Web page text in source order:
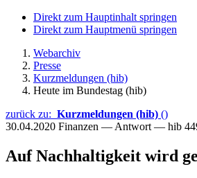
Direkt zum Hauptinhalt springen
Direkt zum Hauptmenü springen
Webarchiv
Presse
Kurzmeldungen (hib)
Heute im Bundestag (hib)
zurück zu: Kurzmeldungen (hib) ()
30.04.2020 Finanzen — Antwort — hib
Auf Nachhaltigkeit wird